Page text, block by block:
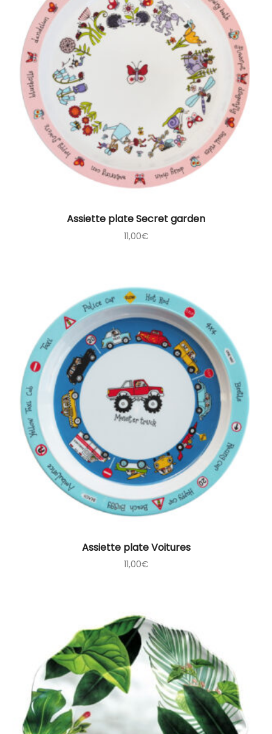
Assiette plate Secret garden
11,00€
Assiette plate Voitures
11,00€